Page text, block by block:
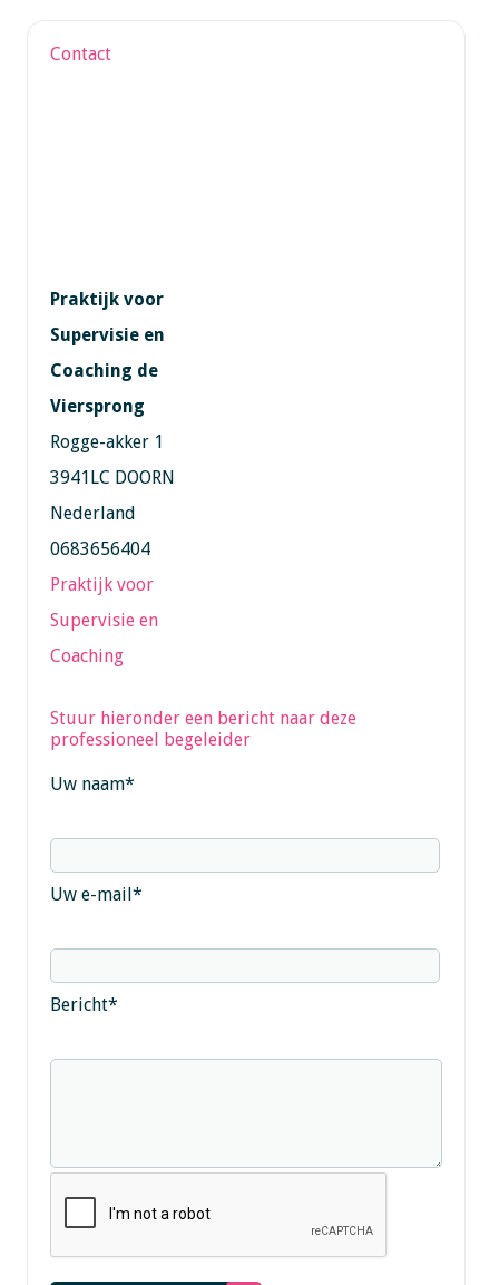
Contact
Praktijk voor
Supervisie en
Coaching de
Viersprong
Rogge-akker 1
3941LC DOORN
Nederland
0683656404
Praktijk voor
Supervisie en
Coaching
Stuur hieronder een bericht naar deze
professioneel begeleider
Uw naam*
Uw e-mail*
Bericht*